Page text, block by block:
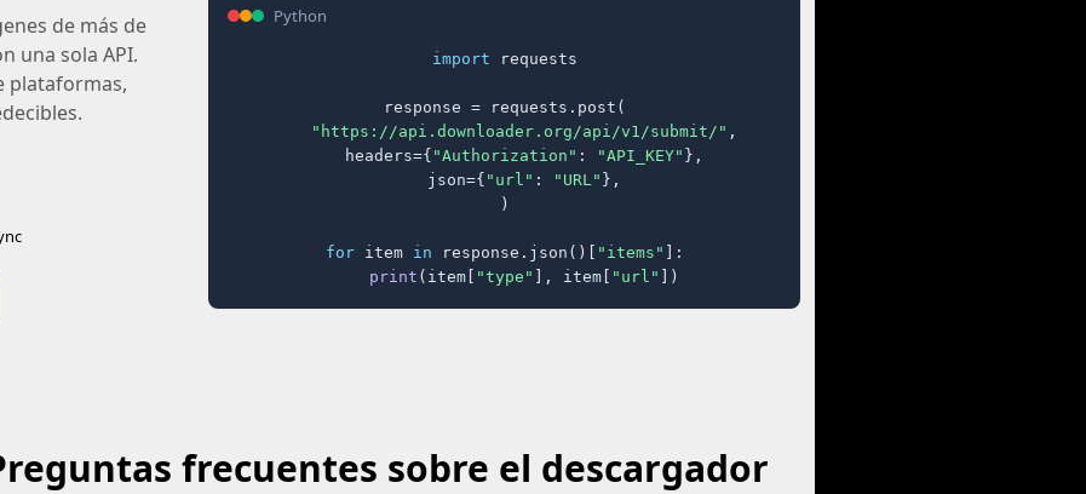
de más de
una sola API.
plataformas,
Python
import requests
response = requests.post(
"https://api.downloader.org/api/v1/submit/" ,
    headers={
"Authorization" : "API_KEY" },
    json={
"url" : "URL" },
)
for item in response.json()[ "items" ]:
print (item[ "type" ], item[ "url" ])
frecuentes sobre el descargador